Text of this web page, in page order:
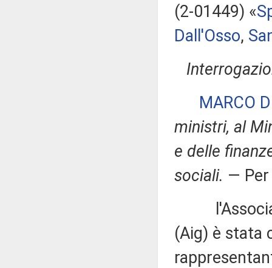
(2-01449) «
Dall'Osso,
MARCO
ministri, al
e delle
sociali. — Per
(Aig) è stata